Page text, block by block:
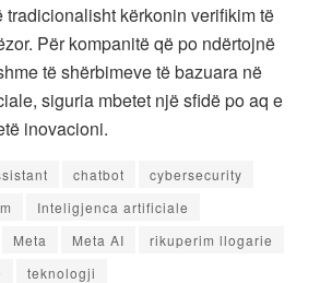
tradicionalisht kërkonin verifikim të
Për kompanitë që po ndërtojnë
të shërbimeve të bazuara në
siguria mbetet një sfidë po aq e
inovacioni.
chatbot
cybersecurity
Inteligjenca artificiale
Meta Meta AI
rikuperim llogarie
teknologji